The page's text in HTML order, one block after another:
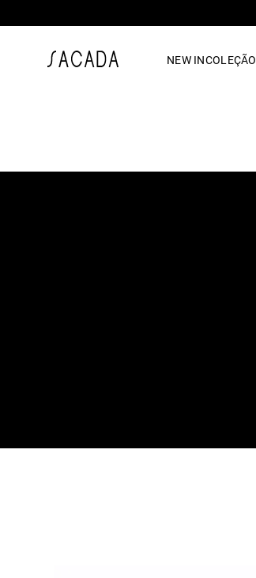
NEW INCOLEÇÃO
vestido midi
7º macacão